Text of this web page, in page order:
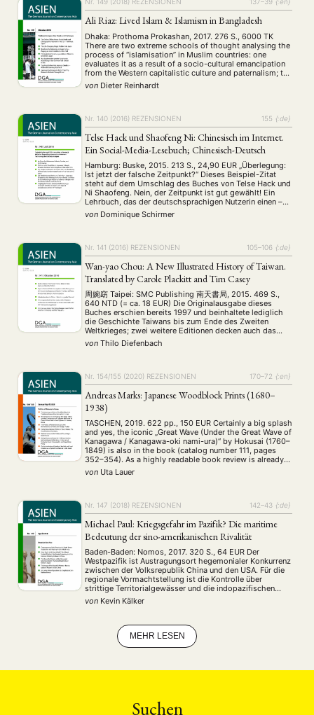
NEWS ASIEN VERANSTALTUNGEN EXPERTISE
ANTRAG AUF EINEN SMALL GRANT DER DGA DIE DGA
MITGLIEDSCHAFT
Aktuelles von unseren Mitgliedern (4) Art (5) ASIEN (Zeitschrift) (25)
Auszeichnung (12) Bericht (128) Bildung (22) Calls for… (1287)
Cinema (4) DGA (92) Diskussion (74) Fellowship (111) Forschung
Geografie Geschichte (93) Gesellschaft (283) Globalisation (7)
Kultur (27) Kunst (4)
Philosophie (12) Politik (417) Politikwissenschaften Praktikum (8)
Präsentation (13) Programm (5) Publikation (23) Recht (20)
Religion Sozialwissenschaften (4) Sprache (36) Sprachkurse (8)
Stellenausschreibung (661) Stipendium (53) Studium
Summer School (10) Symposium (32) Tagung (500) Tourismus (14)
Umwelt (45) Veranstaltung (788) Webinar (28) Wirtschaft (199)
Workshop (126)
MITGLIEDERBEREICH KONTAKT SPENDEN SIE JETZT!
Nr. 149 (2018) REZENSIONEN 137–39 {:en}
Ali Riaz: Lived Islam & Islamism in Bangladesh
Dhaka: Prothoma Prokashan, 2017. 276 S., 6000 TK
There are two extreme schools of thought analysing the
process of “islamisation” in Muslim countries: one
evaluates it as a result of a socio-cultural emancipation
from the Western capitalistic culture and paternalism; the
opposite states that islamisation is dominated by
“islamism” which has ideological and social structures …
von Dieter Reinhardt
Nr. 140 (2016) REZENSIONEN 155 {:de}
Telse Hack und Shaofeng Ni: Chinesisch im Internet.
Ein Social-Media-Lesebuch; Chinesisch-Deutsch
Hamburg: Buske, 2015. 213 S., 24,90 EUR „Überlegung:
Ist jetzt der falsche Zeitpunkt?“ Dieses Beispiel-Zitat
steht auf dem Umschlag des Buches von Telse Hack und
Ni Shaofeng. Nein, der Zeitpunkt ist gut gewählt! Ein
Lehrbuch, das der deutschsprachigen Nutzerin einen –
geführten – Einblick in das Alltagschinesisch sozialer
Medien gibt, ist nicht nur hilfreich, sondern …
von Dominique Schirmer
Nr. 141 (2016) REZENSIONEN 105–106 {:de}
Wan-yao Chou: A New Illustrated History of Taiwan.
Translated by Carole Plackitt and Tim Casey
周婉窈 Taipei: SMC Publishing 南天書局, 2015. 469 S.,
640 NTD (= ca. 18 EUR) Die Originalausgabe dieses
Buches erschien bereits 1997 und beinhaltete lediglich
die Geschichte Taiwans bis zum Ende des Zweiten
Weltkrieges; zwei weitere Editionen decken auch das
Geschehen zwischen 1945 und den frühen 90er Jahren
ab. Die englische Fassung beruht auf der jüngsten …
von Thilo Diefenbach
Nr. 154/155 (2020) REZENSIONEN 170–72 {:en}
Andreas Marks: Japanese Woodblock Prints (1680–
1938)
TASCHEN, 2019. 622 pp., 150 EUR Certainly a big splash
and yes, the iconic „Great Wave (Under the Great Wave of
Kanagawa / Kanagawa-oki nami-ura)“ by Hokusai (1760–
1849) is also in the book (catalog number 111, pages
352–354). As a highly readable book review is already
available (Laflamme 2020), I will here focus on a …
von Uta Lauer
Nr. 147 (2018) REZENSIONEN 142–43 {:de}
Michael Paul: Kriegsgefahr im Pazifik? Die maritime
Bedeutung der sino-amerikanischen Rivalität
Baden-Baden: Nomos, 2017. 320 S., 64 EUR Der
Westpazifik ist Austragungsort hegemonialer Konkurrenz
zwischen der Volksrepublik China und den USA. Für die
regionale Vormachtstellung ist die Kontrolle über
strittige Territorialgewässer und die indopazifischen
Seewege von zentraler Bedeutung. Beide Staaten müssen
ihre Ansprüche durch Machtprojektion zur See
befinden sich in …
von Kevin Kälker
MEHR LESEN
Suchen